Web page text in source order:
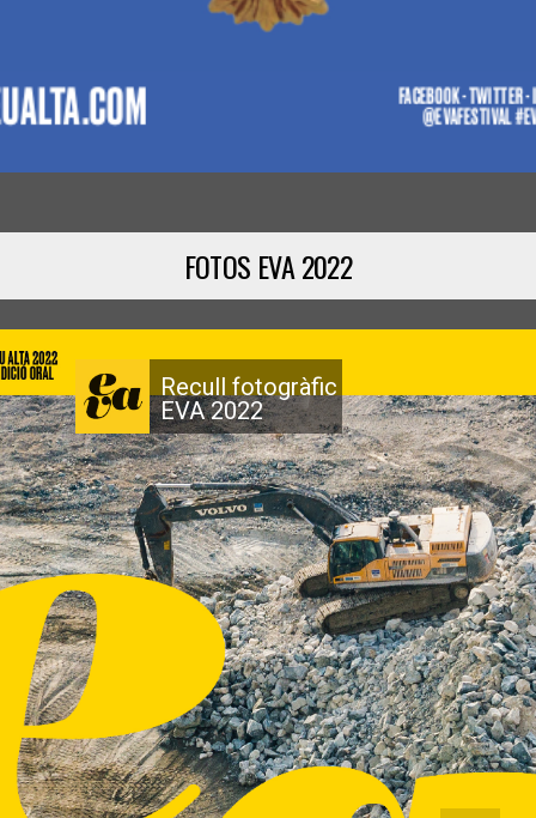
FOTOS EVA 2022
Recull fotogràfic
EVA 2022